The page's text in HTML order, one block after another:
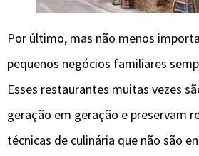
Por último, mas não menos
pequenos negócios familiares
Esses restaurantes muitas vezes
geração em geração e preservam
técnicas de culinária que não são